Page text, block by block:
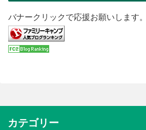
バナークリックで応援お願いします。
カテゴリー